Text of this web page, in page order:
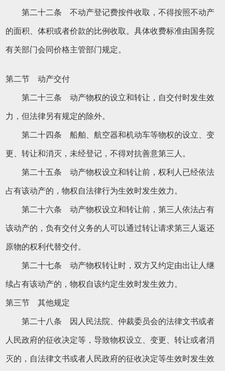
第二十二条 不动产登记费按件收取，不得按照不动产
的面积、体积或者价款的比例收取。具体收费标准由国务院
有关部门会同价格主管部门规定。
第二节 动产交付
第二十三条 动产物权的设立和转让，自交付时发生效
力，但法律另有规定的除外。
第二十四条 船舶、航空器和机动车等物权的设立、变
更、转让和消灭，未经登记，不得对抗善意第三人。
第二十五条 动产物权设立和转让前，权利人已经依法
占有该动产的，物权自法律行为生效时发生效力。
第二十六条 动产物权设立和转让前，第三人依法占有
该动产的，负有交付义务的人可以通过转让请求第三人返还
原物的权利代替交付。
第二十七条 动产物权转让时，双方又约定由出让人继
续占有该动产的，物权自该约定生效时发生效力。
第三节 其他规定
第二十八条 因人民法院、仲裁委员会的法律文书或者
人民政府的征收决定等，导致物权设立、变更、转让或者消
灭的，自法律文书或者人民政府的征收决定等生效时发生效